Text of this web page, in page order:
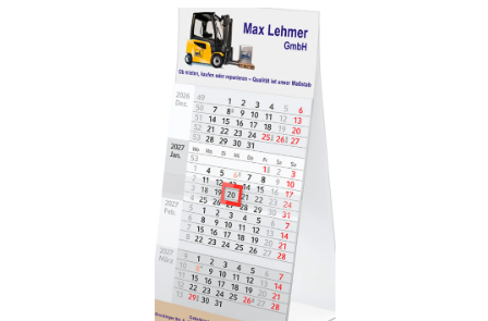
Art.-Nr.: K53054
Verfügbar
Zum Merkzettel hinzufügen